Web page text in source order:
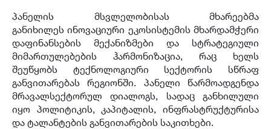
პანელის მსვლელობისას მხარეებმა
განიხილეს ინოვაციური ეკოსისტემის მხარდამჭერი
დაფინანსების მექანიზმები და სტრატეგიული
მიმართულებების ჰარმონიზაცია, რაც ხელს
შეუწყობს ტექნოლოგიური სექტორის სწრაფ
განვითარებას რეგიონში. პანელი წარმოადგენდა
მრავალსექტორულ დიალოგს, სადაც განხილული
იყო პოლიტიკის, კაპიტალის, ინფრასტრუქტურისა
და ტალანტების განვითარების საკითხები.